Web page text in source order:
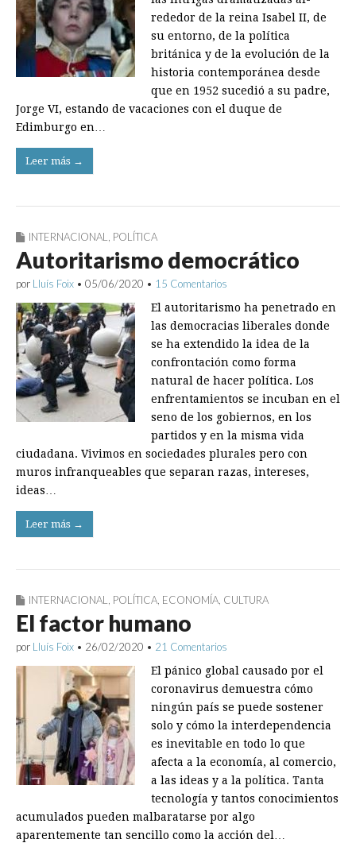
rededor de la reina Isabel II, de
su entorno, de la política
británica y de la evolución de la
historia contemporánea desde
que en 1952 sucedió a su ­padre,
Jorge VI, estando de vacaciones con el duque de
Edimburgo en…
Leer más →
INTERNACIONAL, POLÍTICA
Autoritarismo democrático
por Lluís Foix • 05/06/2020 • 15 Comentarios
El autoritarismo ha penetrado en
las democracias liberales donde
se ha extendido la idea de la
confrontación como forma
natural de hacer política. Los
enfrentamientos se incuban en el
seno de los gobiernos, en los
partidos y en la misma vida
ciudadana. Vivimos en sociedades plurales pero con
muros infranqueables que separan razas, intereses,
ideas…
Leer más →
INTERNACIONAL, POLÍTICA, ECONOMÍA, CULTURA
El factor humano
por Lluís Foix • 26/02/2020 • 21 Comentarios
El pánico global causado por el
coronavirus demuestra cómo
ningún país se puede sostener
solo y cómo la interdependencia
es inevitable en todo lo que
afecta a la economía, al comercio,
a las ideas y a la política. Tanta
tecnología y tantos conocimientos
acumulados pueden malbaratarse por algo
aparentemente tan sencillo como la acción del…